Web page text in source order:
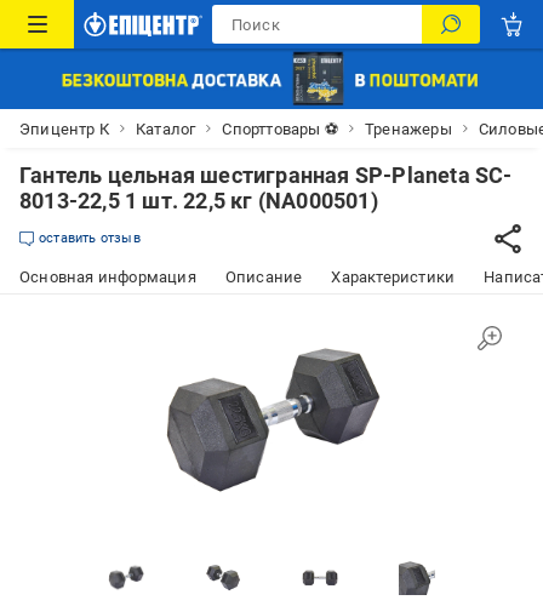
Эпицентр К Каталог Спорттовары ⚽ Тренажеры
Гантель цельная шестигранная SP-Planeta SC-
8013-22,5 1 шт. 22,5 кг (NA000501)
оставить отзыв
Основная информация Описание Характеристики